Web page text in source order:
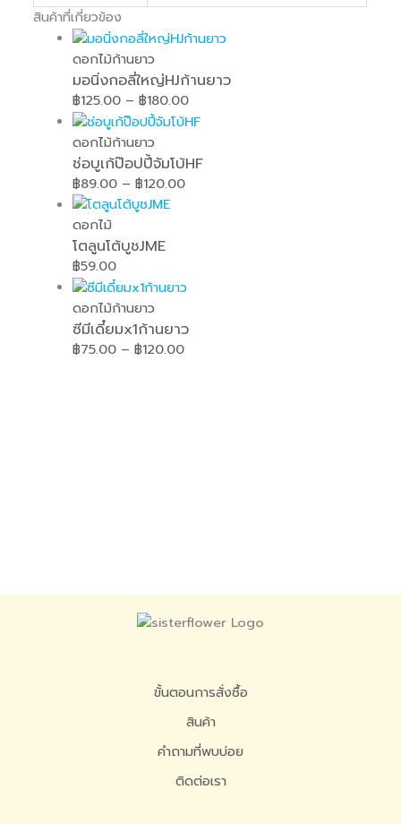
สินค้าที่เกี่ยวข้อง
ดอกไม้ก้านยาว
มอนิ่งกอลี่ใหญ่HJก้านยาว
฿125.00 – ฿180.00
ดอกไม้ก้านยาว
ช่อบูเก้ป๊อปปี้จัมโบ้HF
฿89.00 – ฿120.00
ดอกไม้
โตลูนโต้บูชJME
฿59.00
ดอกไม้ก้านยาว
ซีมีเดี๋ยมx1ก้านยาว
฿75.00 – ฿120.00
ขั้นตอนการสั่งซื้อ
สินค้า
คำถามที่พบบ่อย
ติดต่อเรา